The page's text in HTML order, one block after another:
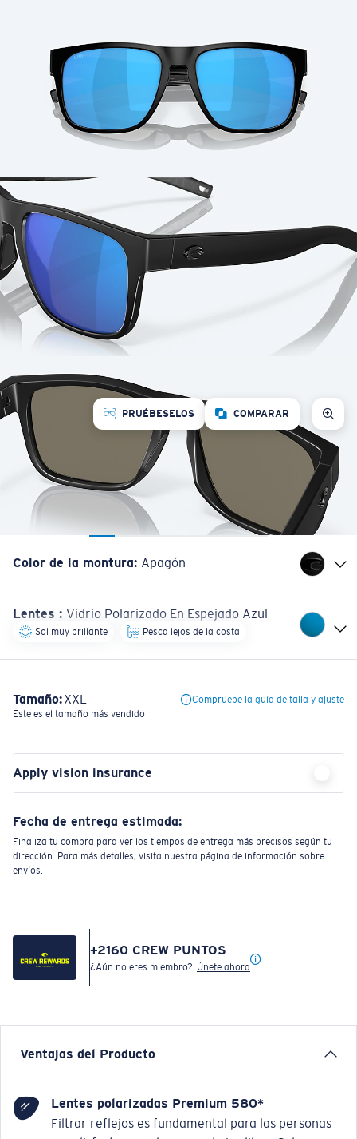
PRUÉBESELOS COMPARAR
Color de la montura: Apagón
Lentes : Vidrio Polarizado En Espejado Azul
Sol muy brillante Pesca lejos de la costa
Tamaño:XXL
Compruebe la guía de talla y ajuste
Este es el tamaño más vendido
Apply vision insurance
Fecha de entrega estimada:
Finaliza tu compra para ver los tiempos de entrega más precisos según tu
dirección. Para más detalles, visita nuestra página de información sobre
envíos.
+2160 CREW PUNTOS
¿Aún no eres miembro? Únete ahora
Ventajas del Producto
Lentes polarizadas Premium 580*
Filtrar reflejos es fundamental para las personas